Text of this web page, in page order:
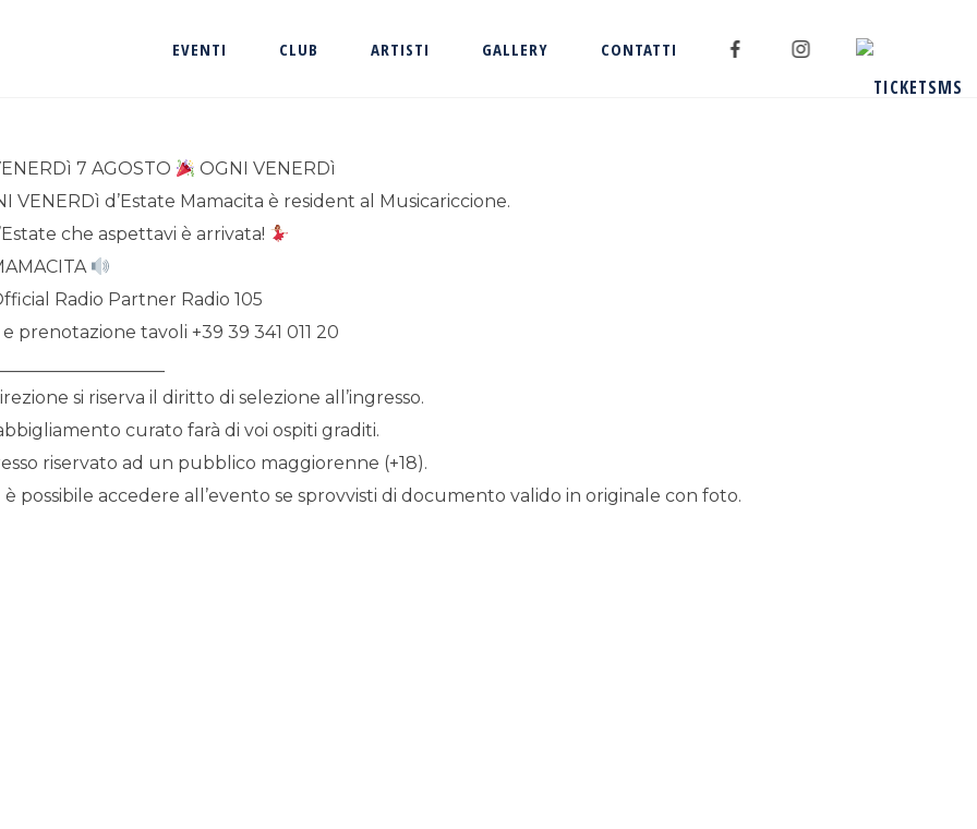
EVENTI CLUB ARTISTI GALLERY CONTATTI
7 AGOSTO
OGNI VENERDì
VENERDì d’Estate Mamacita è resident al Musicariccione.
che aspettavi è arrivata!
Radio Partner Radio 105
prenotazione tavoli +39 39 341 011 20
si riserva il diritto di selezione all’ingresso.
curato farà di voi ospiti graditi.
riservato ad un pubblico maggiorenne (+18).
è possibile accedere all’evento se sprovvisti di documento valido in originale con foto.